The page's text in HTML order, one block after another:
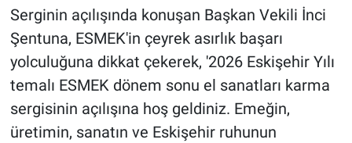
Serginin açılışında konuşan Başkan Vekili İnci
Şentuna, ESMEK'in çeyrek asırlık başarı
yolculuğuna dikkat çekerek, '2026 Eskişehir Yılı
temalı ESMEK dönem sonu el sanatları karma
sergisinin açılışına hoş geldiniz. Emeğin,
üretimin, sanatın ve Eskişehir ruhunun